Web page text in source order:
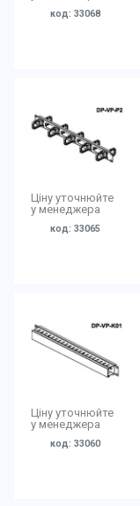
код: 33068
Ціну уточнюйте
у менеджера
код: 33065
Ціну уточнюйте
у менеджера
код: 33060